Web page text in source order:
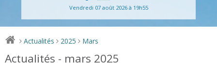
Vendredi 07 août 2026 à 19h55
> Actualités > 2025 > Mars
Actualités - mars 2025